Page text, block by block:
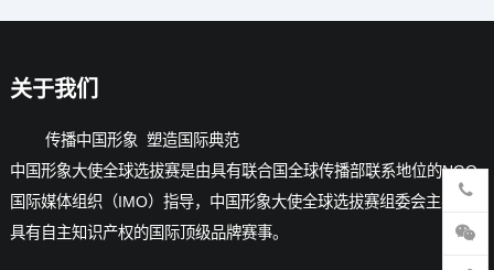
关于我们
传播中国形象 塑造国际典范
中国形象大使全球选拔赛是由具有联合国全球传播部联系地位的NGO-
国际媒体组织（IMO）指导，中国形象大使全球选拔赛组委会主办的
具有自主知识产权的国际顶级品牌赛事。